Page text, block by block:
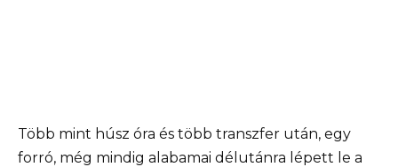
Több mint húsz óra és több transzfer után, egy
forró, még mindig alabamai délutánra lépett le a